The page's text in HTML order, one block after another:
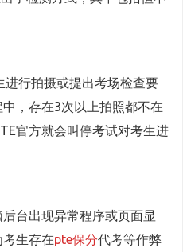
行拍摄或提出考场检查要
，存在3次以上拍照都不在
官方就会叫停考试对考生进
台出现异常程序或页面显
生存在pte保分代考等作弊